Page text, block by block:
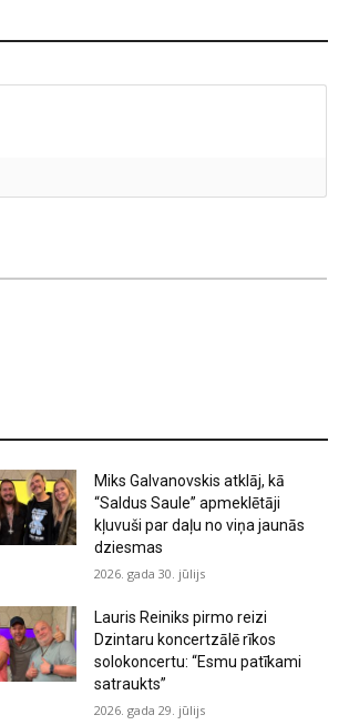
Miks Galvanovskis atklāj, kā
“Saldus Saule” apmeklētāji
kļuvuši par daļu no viņa jaunās
dziesmas
2026. gada 30. jūlijs
Lauris Reiniks pirmo reizi
Dzintaru koncertzālē rīkos
solokoncertu: “Esmu patīkami
satraukts”
2026. gada 29. jūlijs